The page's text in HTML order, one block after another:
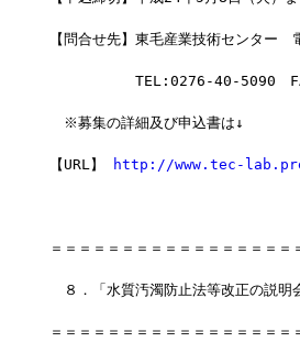
【問合せ先】東毛産業技術センター
TEL:0276-40-5090　FAX
※募集の詳細及び申込書は↓
【URL】 http://www.tec-
＝＝＝＝＝＝＝＝＝＝＝＝＝＝＝＝
８．「水質汚濁防止法等改正の説明
＝＝＝＝＝＝＝＝＝＝＝＝＝＝＝＝